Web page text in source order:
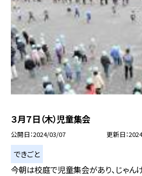
３月７日（木）児童集会
公開日 2024/03/07 更新日
できごと
今朝は校庭で児童集会があり、じゃん